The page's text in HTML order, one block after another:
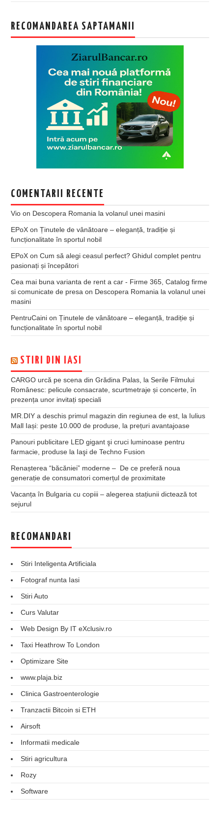
RECOMANDAREA SAPTAMANII
COMENTARII RECENTE
Vio on Descopera Romania la volanul unei masini
EPoX onȚinutele de vânătoare – eleganță, tradiție și
funcționalitate în sportul nobil
EPoX onCum să alegi ceasul perfect? Ghidul complet pentru
pasionați și începători
Cea mai buna varianta de rent a car - Firme 365, Catalog firme
si comunicate de presa on Descopera Romania la volanul unei
masini
PentruCaini onȚinutele de vânătoare – eleganță, tradiție și
funcționalitate în sportul nobil
STIRI DIN IASI
CARGO urcă pe scena din Grădina Palas, la Serile Filmului
Românesc: pelicule consacrate, scurtmetraje și concerte, în
prezența unor invitați speciali
MR.DIY a deschis primul magazin din regiunea de est, la Iulius
Mall Iași: peste 10.000 de produse, la prețuri avantajoase
Panouri publicitare LED gigant şi cruci luminoase pentru
farmacie, produse la Iaşi de Techno Fusion
Renașterea “băcăniei” moderne – De ce preferă noua
generație de consumatori comerțul de proximitate
Vacanța în Bulgaria cu copiii – alegerea stațiunii dictează tot
sejurul
RECOMANDARI
Stiri Inteligenta Artificiala
Fotograf nunta Iasi
Stiri Auto
Curs Valutar
Web Design By IT eXclusiv.ro
Taxi Heathrow To London
Optimizare Site
www.plaja.biz
Clinica Gastroenterologie
Tranzactii Bitcoin si ETH
Airsoft
Informatii medicale
Stiri agricultura
Rozy
Software